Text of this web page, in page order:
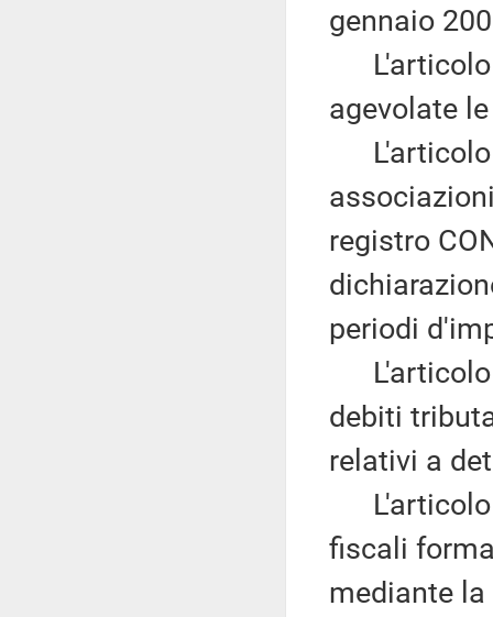
gennaio
L'articolo
agevolate
L'articolo
registro
periodi
L'articolo
debiti
relativi a
L'articolo
fiscali
mediante